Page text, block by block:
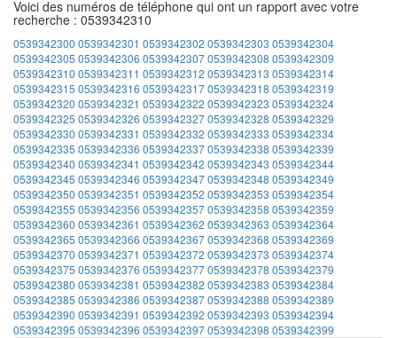
Voici des numéros de téléphone qui ont un rapport avec votre
recherche : 0539342310
0539342300 0539342301 0539342302 0539342303 0539342304
0539342305 0539342306 05393423070539342308 0539342309
0539342310 0539342311 0539342312 0539342313 0539342314
0539342315 0539342316 05393423170539342318 0539342319
0539342320 0539342321 0539342322 0539342323 0539342324
0539342325 0539342326 05393423270539342328 0539342329
0539342330 0539342331 0539342332 0539342333 0539342334
0539342335 0539342336 05393423370539342338 0539342339
0539342340 0539342341 0539342342 0539342343 0539342344
0539342345 0539342346 05393423470539342348 0539342349
0539342350 0539342351 0539342352 0539342353 0539342354
0539342355 0539342356 05393423570539342358 0539342359
0539342360 0539342361 0539342362 0539342363 0539342364
0539342365 0539342366 05393423670539342368 0539342369
0539342370 0539342371 0539342372 0539342373 0539342374
0539342375 0539342376 05393423770539342378 0539342379
0539342380 0539342381 0539342382 0539342383 0539342384
0539342385 0539342386 05393423870539342388 0539342389
0539342390 0539342391 0539342392 0539342393 0539342394
0539342395 0539342396 05393423970539342398 0539342399